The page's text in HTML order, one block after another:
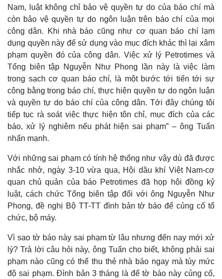
Kinh tế
Bất động sản
Khởi nghiệp
Thị trường
Giá vàng
Tiêu dùng
Nam, luật không chỉ bảo vệ quyền tự do của báo chí mà
còn bảo vệ quyền tự do ngôn luận trên báo chí của mọi
công dân. Khi nhà báo cũng như cơ quan báo chí lạm
dụng quyền này để sử dụng vào mục đích khác thì lại xâm
phạm quyền đó của công dân. Việc xử lý Petrotimes và
Tổng biên tập Nguyễn Như Phong lần này là việc làm
trong sạch cơ quan báo chí, là một bước tới tiến tới sự
công bằng trong báo chí, thực hiện quyền tự do ngôn luận
và quyền tự do báo chí của công dân. Tới đây chúng tôi
tiếp tục rà soát việc thực hiện tôn chỉ, mục đích của các
báo, xử lý nghiêm nếu phát hiện sai phạm” – ông Tuấn
nhấn mạnh.
Với những sai phạm có tính hệ thống như vậy dù đã được
nhắc nhở, ngày 3-10 vừa qua, Hội dầu khí Việt Nam-cơ
quan chủ quản của báo Petrotimes đã họp hội đồng kỷ
luật, cách chức Tổng biên tập đối với ông Nguyễn Như
Phong, đề nghị Bộ TT-TT đình bản tờ báo để củng cố tổ
chức, bộ máy.
Vì sao tờ báo này sai phạm từ lâu nhưng đến nay mới xử
lý? Trả lời câu hỏi này, ông Tuấn cho biết, không phải sai
phạm nào cũng có thể thu thẻ nhà báo ngay mà tùy mức
độ sai phạm. Đình bản 3 tháng là để tờ báo này củng cố,